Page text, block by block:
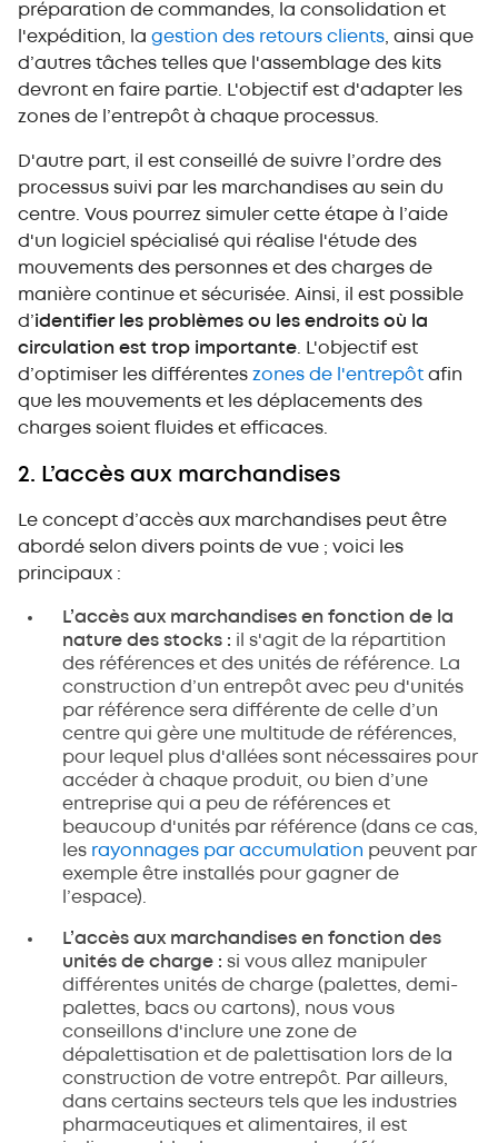
préparation de commandes, la consolidation et
l'expédition, la gestion des retours clients , ainsi que
d’autres tâches telles que l'assemblage des kits
devront en faire partie. L'objectif est d'adapter les
zones de l’entrepôt à chaque processus.
D'autre part, il est conseillé de suivre l’ordre des
processus suivi par les marchandises au sein du
centre. Vous pourrez simuler cette étape à l’aide
d'un logiciel spécialisé qui réalise l'étude des
mouvements des personnes et des charges de
manière continue et sécurisée. Ainsi, il est possible
d’identifier les problèmes ou les endroits où la
circulation est trop importante . L'objectif est
d’optimiser les différentes zones de l'entrepôt afin
que les mouvements et les déplacements des
charges soient fluides et efficaces.
2. L’accès aux marchandises
Le concept d’accès aux marchandises peut être
abordé selon divers points de vue ; voici les
principaux :
L’accès aux marchandises en fonction de la
nature des stocks : il s'agit de la répartition
des références et des unités de référence. La
construction d’un entrepôt avec peu d'unités
par référence sera différente de celle d’un
centre qui gère une multitude de références,
pour lequel plus d'allées sont nécessaires pour
accéder à chaque produit, ou bien d’une
entreprise qui a peu de références et
beaucoup d'unités par référence (dans ce cas,
les rayonnages par accumulation peuvent par
exemple être installés pour gagner de
l’espace).
L’accès aux marchandises en fonction des
unités de charge : si vous allez manipuler
différentes unités de charge (palettes, demi-
palettes, bacs ou cartons), nous vous
conseillons d'inclure une zone de
dépalettisation et de palettisation lors de la
construction de votre entrepôt. Par ailleurs,
dans certains secteurs tels que les industries
pharmaceutiques et alimentaires, il est